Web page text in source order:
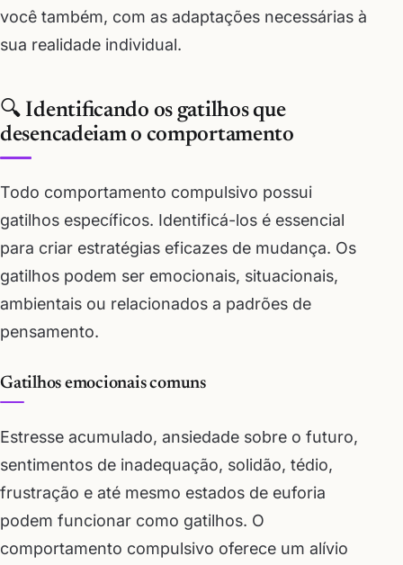
você também, com as adaptações necessárias à
sua realidade individual.
🔍 Identificando os gatilhos que
desencadeiam o comportamento
Todo comportamento compulsivo possui
gatilhos específicos. Identificá-los é essencial
para criar estratégias eficazes de mudança. Os
gatilhos podem ser emocionais, situacionais,
ambientais ou relacionados a padrões de
pensamento.
Gatilhos emocionais comuns
Estresse acumulado, ansiedade sobre o futuro,
sentimentos de inadequação, solidão, tédio,
frustração e até mesmo estados de euforia
podem funcionar como gatilhos. O
comportamento compulsivo oferece um alívio